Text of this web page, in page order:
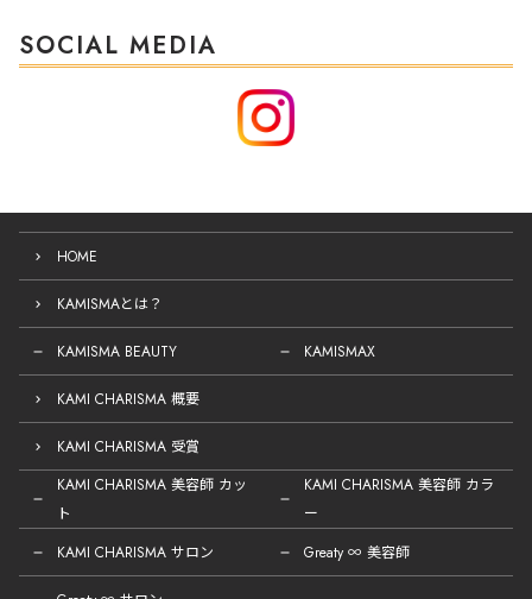
SOCIAL MEDIA
HOME
KAMISMAとは？
KAMISMA BEAUTY KAMISMAX
KAMI CHARISMA 概要
KAMI CHARISMA 受賞
KAMI CHARISMA 美容師 カッ
ト
KAMI CHARISMA 美容師 カラ
ー
KAMI CHARISMA サロン
Greaty ∞ 美容師